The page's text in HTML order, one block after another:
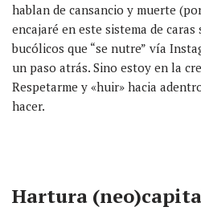
hablan de cansancio y muerte
encajaré en este sistema de
bucólicos que “se nutre” vía
un paso atrás. Sino estoy en la
Respetarme y «huir» hacia
hacer.
Hartura